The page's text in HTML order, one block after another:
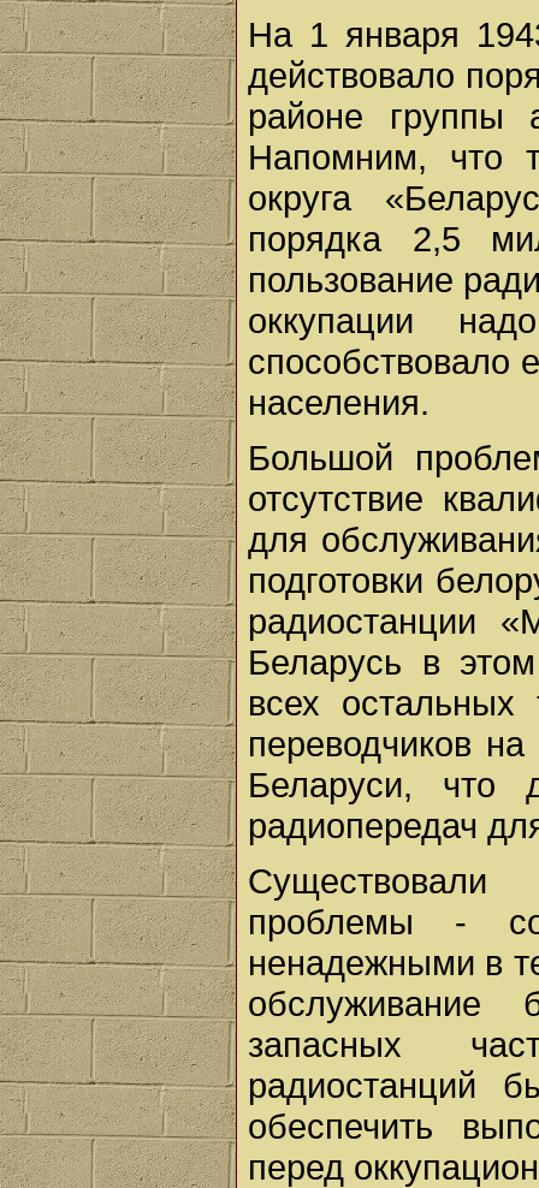
На 1 января
действовало
районе
Напомним, что
округа
порядка 2,5
пользование
оккупации
способствовало
населения.
Большой
отсутствие
для
подготовки
радиостанции
Беларусь в
всех
переводчиков
Беларуси, что
радиопередач
проблемы -
ненадежными в
обслуживание
запасных
радиостанций
обеспечить
перед